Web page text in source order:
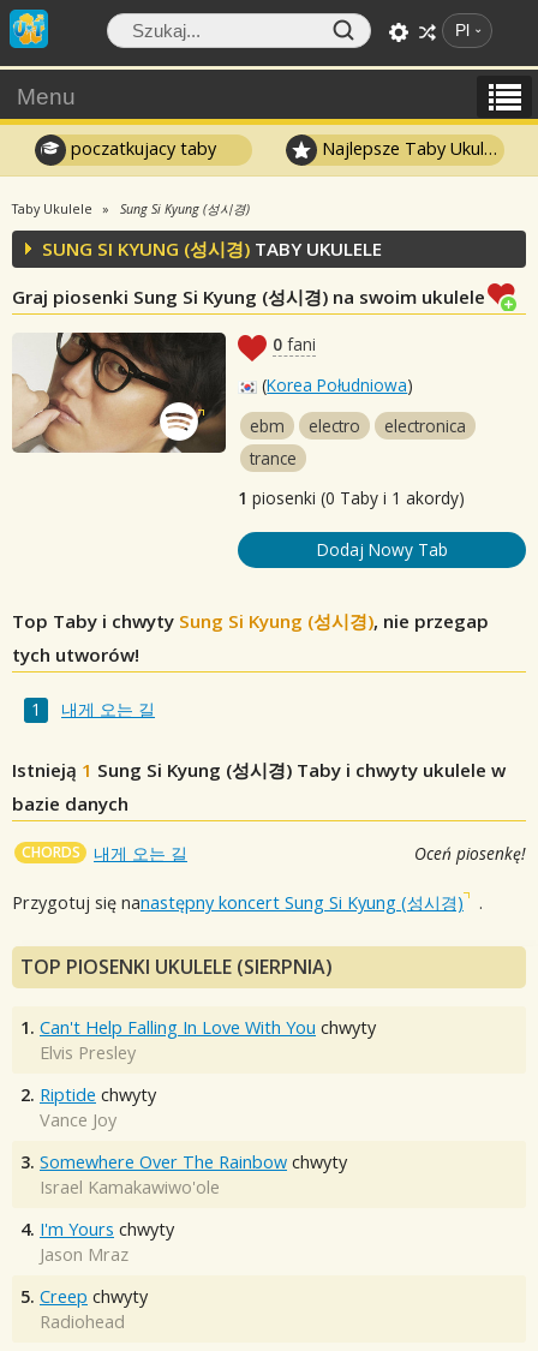
Pl
Menu
poczatkujacy taby Najlepsze Taby Ukulele
Taby Ukulele Sung Si Kyung (성시경)
SUNG SI KYUNG (성시경) TABY UKULELE
Graj piosenki Sung Si Kyung (성시경) na swoim ukulele
0 fani
(Korea Południowa)
ebm
electro
electronica
trance
1 piosenki (0 Taby i 1 akordy)
Dodaj Nowy Tab
Top Taby i chwyty Sung Si Kyung (성시경), nie przegap
tych utworów!
내게 오는 길
Istnieją 1 Sung Si Kyung (성시경) Taby i chwyty ukulele w
bazie danych
CHORDS 내게 오는 길 Oceń piosenkę!
Przygotuj się nanastępny koncert Sung Si Kyung (성시경) .
TOP PIOSENKI UKULELE (SIERPNIA)
1. Can't Help Falling In Love With You chwyty
Elvis Presley
2. Riptide chwyty
Vance Joy
3. Somewhere Over The Rainbow chwyty
Israel Kamakawiwo'ole
4. I'm Yours chwyty
Jason Mraz
5. Creep chwyty
Radiohead